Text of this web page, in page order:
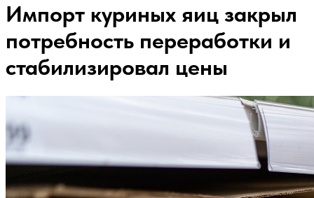
Импорт куриных яиц закрыл
потребность переработки и
стабилизировал цены